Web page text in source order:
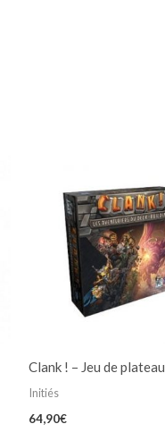
Clank ! – Jeu de plateau
Initiés
64,90€